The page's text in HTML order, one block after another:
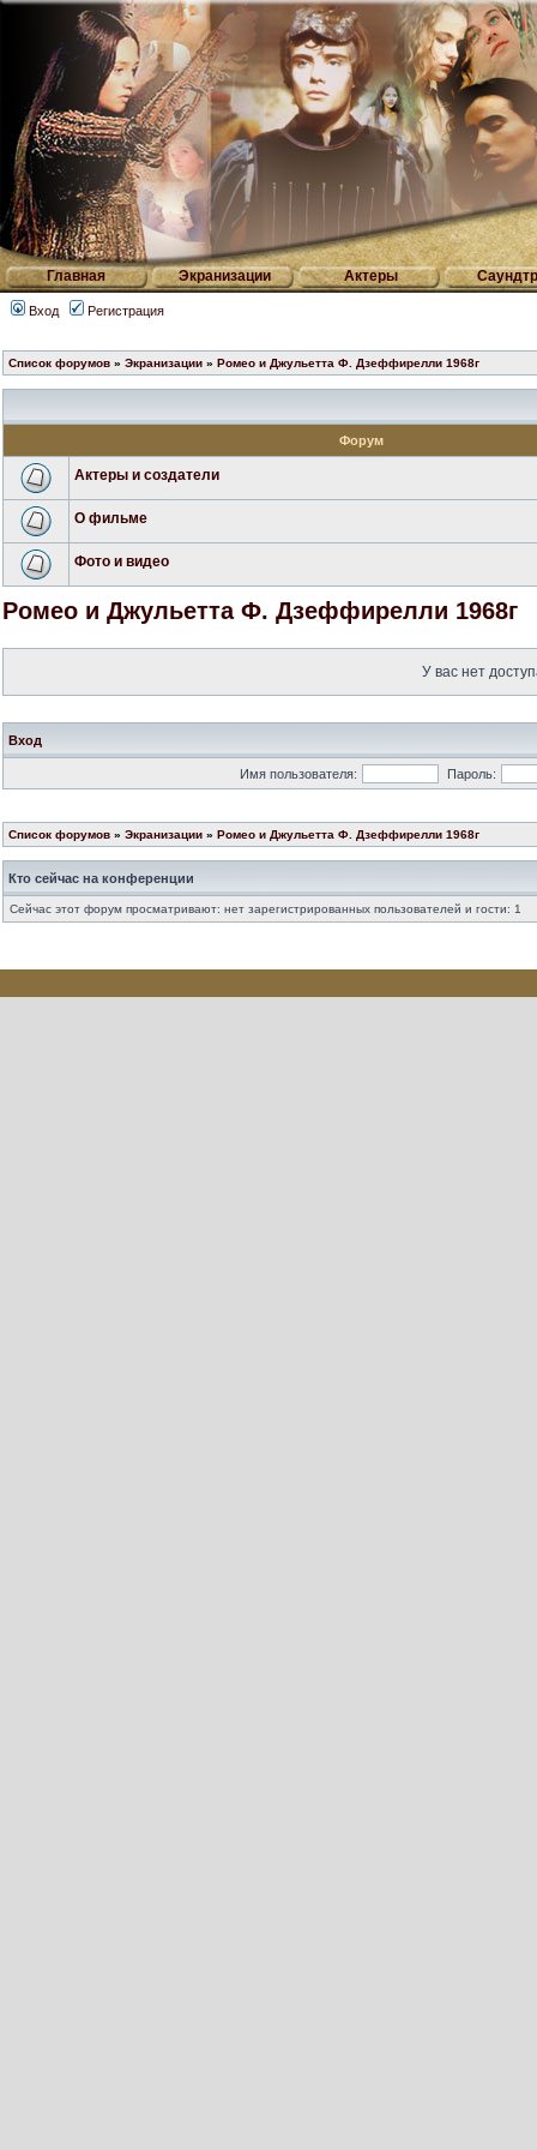
Главная Экранизации Актеры
Вход Регистрация
Список форумов » Экранизации » Ромео и Джульетта Ф. Дзеффирелли 1968г
Форум
Актеры и создатели
О фильме
Фото и видео
Ромео и Джульетта Ф. Дзеффирелли 1968г
У вас нет
Вход
Имя пользователя: Пароль:
Список форумов » Экранизации » Ромео и Джульетта Ф. Дзеффирелли 1968г
Кто сейчас на конференции
Сейчас этот форум просматривают: нет зарегистрированных пользователей и гости: 1